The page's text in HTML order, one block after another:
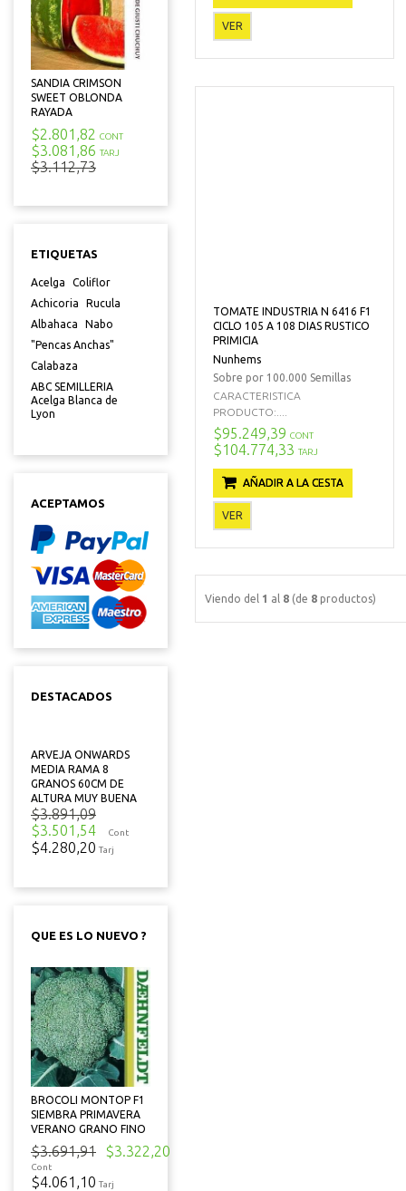
SANDIA CRIMSON
SWEET OBLONDA
RAYADA
$2.801,82 CONT
$3.081,86 TARJ
$3.112,73
ETIQUETAS
Acelga
Coliflor
Achicoria
Rucula
Albahaca
Nabo
"Pencas Anchas"
Calabaza
ABC SEMILLERIA
Acelga Blanca de
Lyon
ACEPTAMOS
DESTACADOS
ARVEJA ONWARDS
MEDIA RAMA 8
GRANOS 60CM DE
ALTURA MUY BUENA
$3.891,09
$3.501,54
Cont
$4.280,20 Tarj
QUE ES LO NUEVO ?
BROCOLI MONTOP F1
SIEMBRA PRIMAVERA
VERANO GRANO FINO
$3.691,91 $3.322,20
Cont
$4.061,10 Tarj
VER
TOMATE INDUSTRIA N 6416 F1
CICLO 105 A 108 DIAS RUSTICO
PRIMICIA
Nunhems
Sobre por 100.000 Semillas
CARACTERISTICA
PRODUCTO:....
$95.249,39 CONT
$104.774,33 TARJ
AÑADIR A LA CESTA
VER
Viendo del 1 al 8 (de 8 productos)